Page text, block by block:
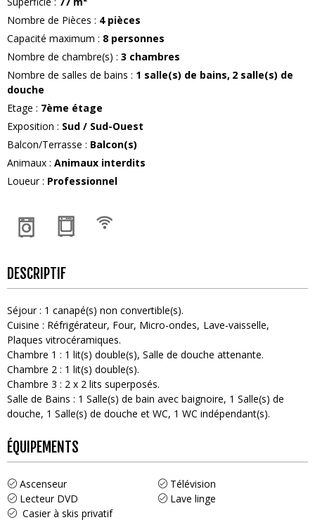
Nombre de Pièces : 4 pièces
Capacité maximum : 8 personnes
Nombre de chambre(s) : 3 chambres
Nombre de salles de bains : 1 salle(s) de bains 2 salle(s) de
douche
Etage : 7ème étage
Exposition : Sud / Sud-Ouest
Balcon/Terrasse : Balcon(s)
Animaux : Animaux interdits
Loueur: Professionnel
DESCRIPTIF
Séjour: 1 canapé(s) non convertible(s)
Cuisine : Réfrigérateur Four Micro-ondes Lave-vaisselle
Plaques vitrocéramiques
Chambre 1 : 1 lit(s) double(s) Salle de douche attenante
Chambre 2 : 1 lit(s) double(s)
Chambre 3 : 2 x 2 lits superposés
Salle de Bains : 1 Salle(s) de bain avec baignoire 1 Salle(s) de
douche 1 Salle(s) de douche et WC 1 WC indépendant(s)
ÉQUIPEMENTS
Ascenseur
Télévision
Lecteur DVD
Lave linge
Casier à skis privatif